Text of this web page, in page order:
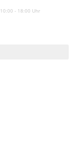
10:00 - 18:00 Uhr